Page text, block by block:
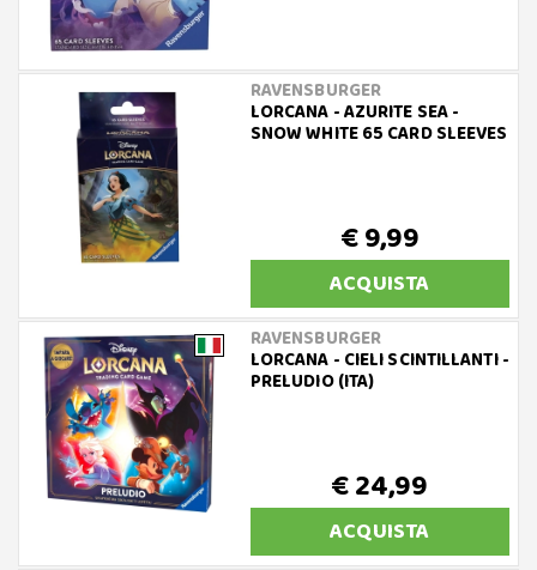
RAVENSBURGER
LORCANA - AZURITE SEA -
SNOW WHITE 65 CARD SLEEVES
€ 9,99
ACQUISTA
RAVENSBURGER
LORCANA - CIELI SCINTILLANTI -
PRELUDIO (ITA)
€ 24,99
ACQUISTA